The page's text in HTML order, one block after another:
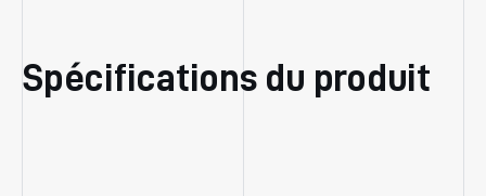
Spécifications du produit